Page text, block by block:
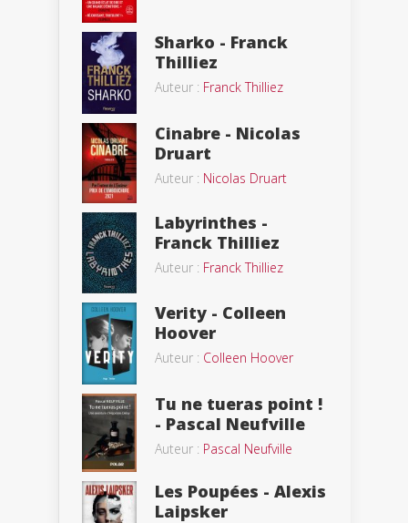
Sharko - Franck
Thilliez
Auteur : Franck Thilliez
Cinabre - Nicolas
Druart
Auteur : Nicolas Druart
Labyrinthes -
Franck Thilliez
Auteur : Franck Thilliez
Verity - Colleen
Hoover
Auteur : Colleen Hoover
Tu ne tueras point !
- Pascal Neufville
Auteur : Pascal Neufville
Les Poupées - Alexis
Laipsker